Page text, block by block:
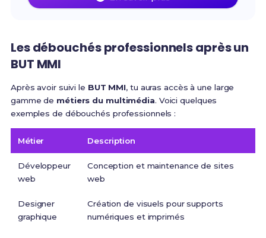
Les débouchés professionnels après un
BUT MMI
Après avoir suivi le BUT MMI, tu auras accès à une large
gamme de métiers du multimédia. Voici quelques
exemples de débouchés professionnels :
Métier Description
Développeur
web
Conception et maintenance de sites
web
Designer
graphique
Création de visuels pour supports
numériques et imprimés